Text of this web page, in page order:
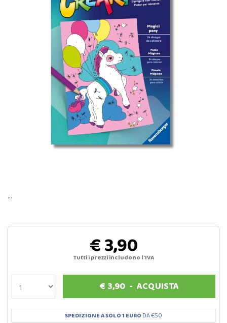
…
€ 3,90
Tutti i prezzi includono l'IVA
€ 3,90- ACQUISTA
SPEDIZIONE A SOLO 1 EURO DA €50